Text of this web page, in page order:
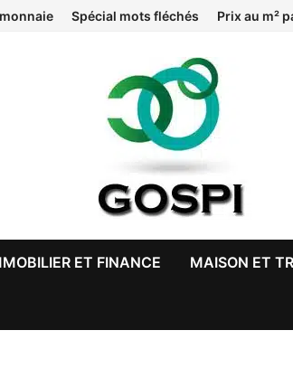
Spécial mots fléchés Prix au m²
ET FINANCE MAISON ET